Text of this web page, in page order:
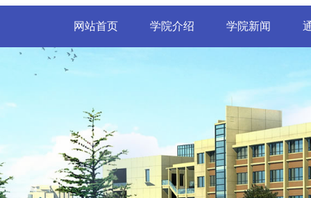
网站首页 学院介绍 学院新闻